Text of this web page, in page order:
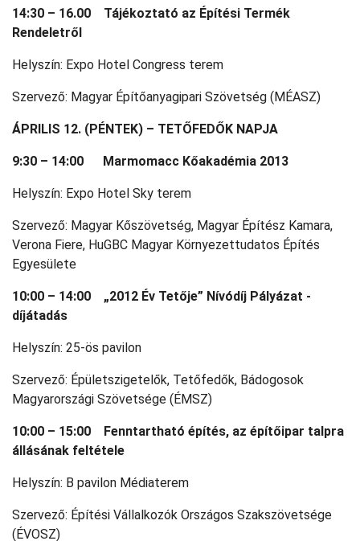
14:30 – 16.00 Tájékoztató az Építési Termék
Rendeletről
Helyszín: Expo Hotel Congress terem
Szervező: Magyar Építőanyagipari Szövetség (MÉASZ)
ÁPRILIS 12. (PÉNTEK) – TETŐFEDŐK NAPJA
9:30 – 14:00 Marmomacc Kőakadémia 2013
Helyszín: Expo Hotel Sky terem
Szervező: Magyar Kőszövetség, Magyar Építész Kamara,
Verona Fiere, HuGBC Magyar Környezettudatos Építés
Egyesülete
10:00 – 14:00 „2012 Év Tetője” Nívódíj Pályázat -
díjátadás
Helyszín: 25-ös pavilon
Szervező: Épületszigetelők, Tetőfedők, Bádogosok
Magyarországi Szövetsége (ÉMSZ)
10:00 – 15:00 Fenntartható építés, az építőipar talpra
állásának feltétele
Helyszín: B pavilon Médiaterem
Szervező: Építési Vállalkozók Országos Szakszövetsége
(ÉVOSZ)